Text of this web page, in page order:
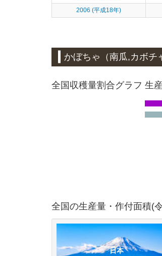
2006 (平成18年)
かぼちゃ（南瓜,カボチ
全国収穫量割合グラフ 生
全国の生産量・作付面積(
日本